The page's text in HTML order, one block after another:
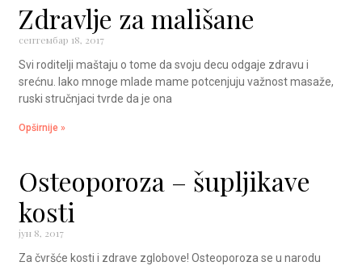
Zdravlje za mališane
септембар 18, 2017
Svi roditelji maštaju o tome da svoju decu odgaje zdravu i
srećnu. Iako mnoge mlade mame potcenjuju važnost masaže,
ruski stručnjaci tvrde da je ona
Opširnije »
Osteoporoza – šupljikave
kosti
јун 8, 2017
Za čvršće kosti i zdrave zglobove! Osteoporoza se u narodu